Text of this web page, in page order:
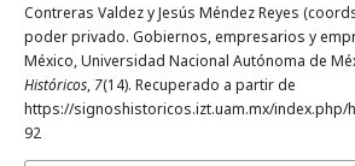
Contreras Valdez y Jesús Méndez Reyes
poder privado. Gobiernos, empresarios y
México, Universidad Nacional Autónoma de
Históricos, 7(14). Recuperado a partir de
https://signoshistoricos.izt.uam.mx/index.php/
92